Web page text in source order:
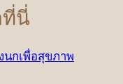
ที่นี่
นกเพื่อสุขภาพ